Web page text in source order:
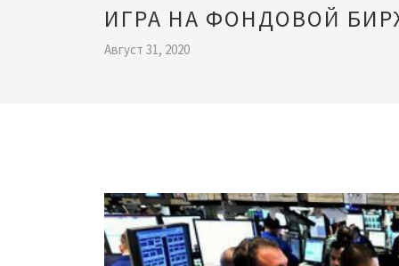
ИГРА НА ФОНДОВОЙ
Август 31, 2020